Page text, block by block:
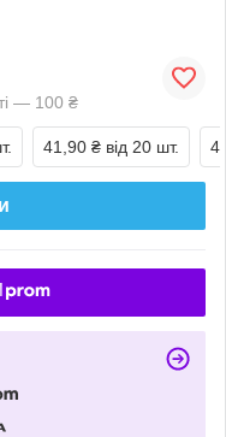
— 100 ₴
41,90 ₴ від 20 шт.